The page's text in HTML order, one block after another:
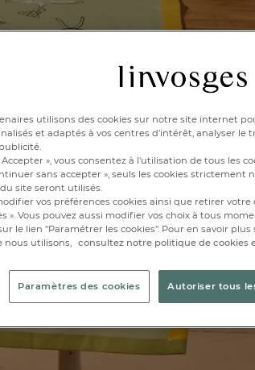
utilisons des cookies sur notre site internet
et adaptés à vos centres d’intérêt, analyser le
», vous consentez à l'utilisation de tous les
sans accepter », seuls les cookies strictement
site seront utilisés.
vos préférences cookies ainsi que retirer votre
». Vous pouvez aussi modifier vos choix à tous
le lien "Paramétrer les cookies". Pour en savoir
nous utilisons, consultez notre politique de cookies
Paramètres des cookies Autoriser tous